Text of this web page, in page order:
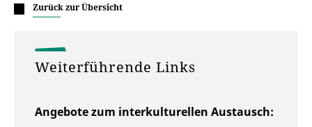
Zurück zur Übersicht
Weiterführende Links
Angebote zum interkulturellen Austausch: